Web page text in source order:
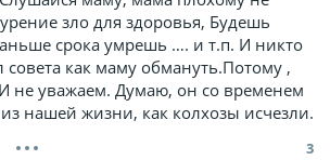
зло для здоровья, Будешь
срока умрешь …. и т.п. И никто
совета как маму обмануть.Потому ,
не уважаем. Думаю, он со временем
из нашей жизни, как колхозы исчезли.
3